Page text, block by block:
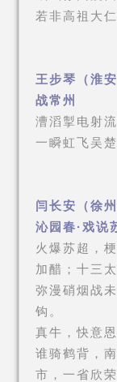
若非高祖大
王步琴（淮安
战常州
漕滔掣电射
一瞬虹飞吴
闫长安（徐州
沁园春·戏说
火爆苏超，
加醋；十三
弥漫硝烟战
钩。
真牛，快意
谁骑鹤背，
市，一省欣